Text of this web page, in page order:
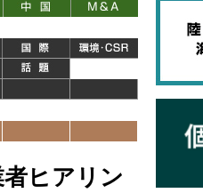
ヒアリン